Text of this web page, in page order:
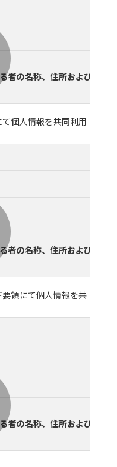
者の名称、住所および代表
個人情報を共同利用
者の名称、住所および代表
領にて個人情報を共
者の名称、住所および代表